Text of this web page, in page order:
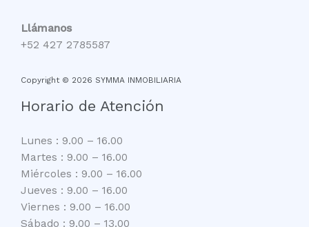
Llámanos
+52 427 2785587
Copyright © 2026 SYMMA INMOBILIARIA
Horario de Atención
Lunes : 9.00 – 16.00
Martes : 9.00 – 16.00
Miércoles : 9.00 – 16.00
Jueves : 9.00 – 16.00
Viernes : 9.00 – 16.00
Sábado : 9.00 – 13.00